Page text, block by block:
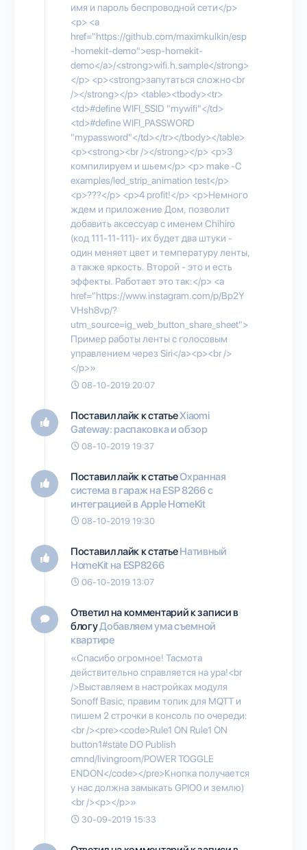
имя и пароль беспроводной сети</p>
<p> <a
href="https://github.com/maximkulkin/esp
-homekit-demo">esp-homekit-
demo</a>/<strong>wifi.h.sample</strong>
</p> <p><strong>запутаться сложно<br
/></strong></p> <table><tbody><tr>
<td>#define WIFI_SSID "mywifi"</td>
<td>#define WIFI_PASSWORD
"mypassword"</td></tr></tbody></table>
<p><strong><br /></strong></p> <p>3
компилируем и шьем</p> <p> make -C
examples/led_strip_animation test</p>
<p>???</p> <p>4 profit!</p> <p>Немного
ждем и приложение Дом, позволит
добавить аксессуар с именем Chihiro
(код 111-11-111)- их будет два штуки -
один меняет цвет и температуру ленты,
а также яркость. Второй - это и есть
эффекты. Работает это так:</p> <a
href="https://www.instagram.com/p/Bp2Y
VHsh8vp/?
utm_source=ig_web_button_share_sheet">
Пример работы ленты с голосовым
управлением через Siri</a><p><br />
</p>»
08-10-2019 20:07
Поставил лайк к статьеXiaomi
Gateway: распаковка и обзор
08-10-2019 19:37
Поставил лайк к статьеОхранная
система в гараж на ESP 8266 с
интеграцией в Apple HomeKit
08-10-2019 19:30
Поставил лайк к статьеНативный
HomeKit на ESP8266
06-10-2019 13:07
Ответил на комментарий к записи в
блогуДобавляем ума съемной
квартире
«Спасибо огромное! Тасмота
действительно справляется на ура!<br
/>Выставляем в настройках модуля
Sonoff Basic, правим топик для MQTT и
пишем 2 строчки в консоль по очереди:
<br /><pre><code>Rule1 ON Rule1 ON
button1#state DO Publish
cmnd/livingroom/POWER TOGGLE
ENDON</code></pre>Кнопка получается
у нас должна замыкать GPIO0 и землю)
<br /><p></p>»
30-09-2019 15:33